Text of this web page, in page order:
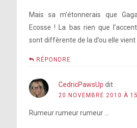
Mais sa m’étonnerais que
Ecosse ! La bas rien que
sont diffèrente de la d’ou elle vient
RÉPONDRE
CedricPawsUp dit :
20 NOVEMBRE 2010 À
Rumeur rumeur rumeur …